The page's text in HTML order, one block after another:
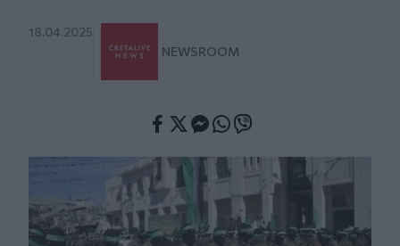
18.04.2025
NEWSROOM